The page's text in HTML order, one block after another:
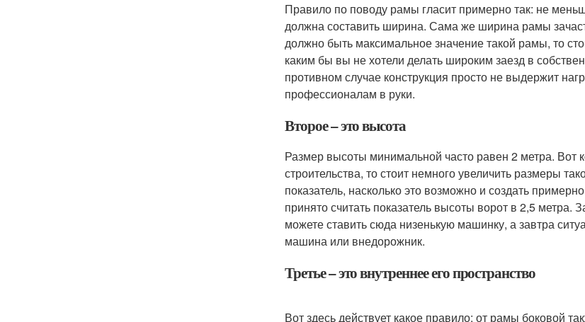
Правило по поводу рамы гласит примерно так: не
должна составить ширина. Сама же ширина рамы
должно быть максимальное значение такой рамы, то
каким бы вы не хотели делать широким заезд в
противном случае конструкция просто не выдержит
профессионалам в руки.
Второе – это высота
Размер высоты минимальной часто равен 2 метра. Вот
строительства, то стоит немного увеличить размеры
показатель, насколько это возможно и создать
принято считать показатель высоты ворот в 2,5 метра.
можете ставить сюда низенькую машинку, а завтра
машина или внедорожник.
Третье – это внутреннее его пространство
Вот здесь действует какое правило: от рамы боковой